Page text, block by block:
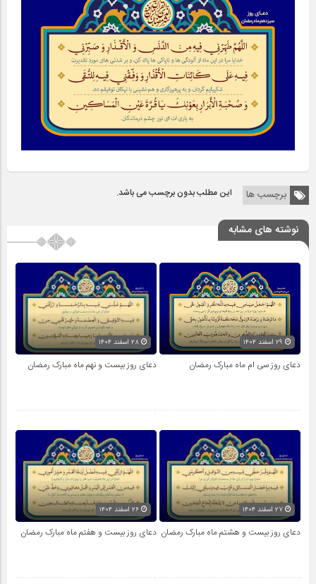
برچسب ها این مطلب بدون برچسب می باشد.
نوشته های مشابه
دعای روز سی ام ماه مبارک رمضان دعای روز بیست و نهم ماه مبارک رمضان
۲۷ اسفند ۱۴۰۴
دعای روز بیست و هشتم ماه مبارک رمضان دعای روز بیست و هفتم ماه مبارک رمضان